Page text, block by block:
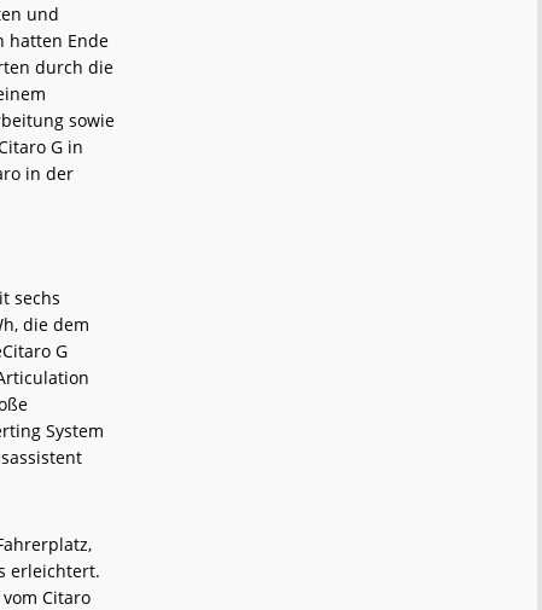
und
hatten Ende
durch die
sowie
G in
in der
sechs
die dem
G
System
erleichtert.
Citaro